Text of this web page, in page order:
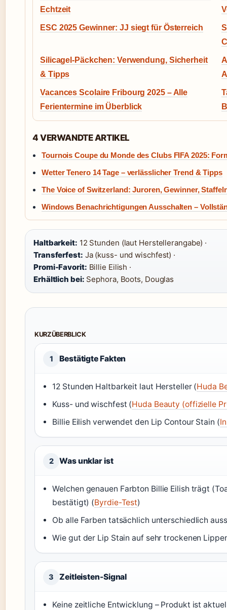
Echtzeit
ESC 2025 Gewinner: JJ siegt für Österreich
Silicagel-Päckchen: Verwendung, Sicherheit
& Tipps
Vacances Scolaire Fribourg 2025 – Alle
Ferientermine im Überblick
4 VERWANDTE ARTIKEL
Tournois Coupe du Monde des Clubs FIFA 2025:
Wetter Tenero 14 Tage – verlässlicher Trend & Tipps
The Voice of Switzerland: Juroren, Gewinner,
Windows Benachrichtigungen Ausschalten –
Haltbarkeit: 12 Stunden (laut Herstellerangabe) ·
Transferfest: Ja (kuss- und wischfest) ·
Promi-Favorit: Billie Eilish ·
Erhältlich bei: Sephora, Boots, Douglas
KURZÜBERBLICK
1 Bestätigte Fakten
12 Stunden Haltbarkeit laut Hersteller (Huda
Kuss- und wischfest (Huda Beauty (offizielle
Billie Eilish verwendet den Lip Contour Stain (
2 Was unklar ist
Welchen genauen Farbton Billie Eilish trägt
bestätigt) (Byrdie-Test)
Ob alle Farben tatsächlich unterschiedlich
Wie gut der Lip Stain auf sehr trockenen
3 Zeitleisten-Signal
Keine zeitliche Entwicklung – Produkt ist